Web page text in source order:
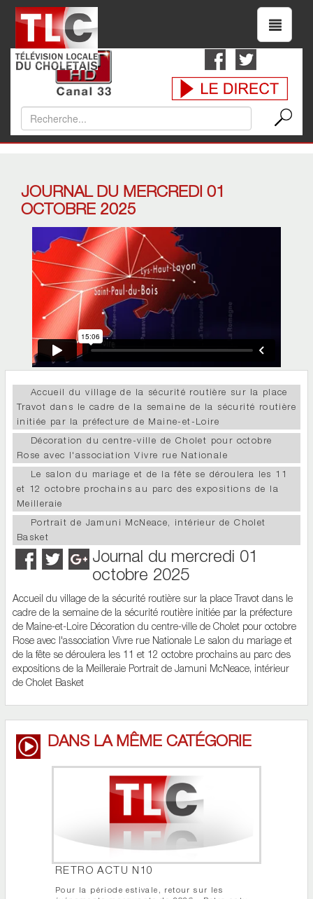
JOURNAL DU MERCREDI 01
OCTOBRE 2025
Accueil du village de la sécurité routière sur la place
Travot dans le cadre de la semaine de la sécurité routière
initiée par la préfecture de Maine-et-Loire
Décoration du centre-ville de Cholet pour octobre
Rose avec l'association Vivre rue Nationale
Le salon du mariage et de la fête se déroulera les 11
et 12 octobre prochains au parc des expositions de la
Meilleraie
Portrait de Jamuni McNeace, intérieur de Cholet
Basket
Journal du mercredi 01
octobre 2025
Accueil du village de la sécurité routière sur la place Travot dans le
cadre de la semaine de la sécurité routière initiée par la préfecture
de Maine-et-Loire Décoration du centre-ville de Cholet pour octobre
Rose avec l'association Vivre rue Nationale Le salon du mariage et
de la fête se déroulera les 11 et 12 octobre prochains au parc des
expositions de la Meilleraie Portrait de Jamuni McNeace, intérieur
de Cholet Basket
DANS LA MÊME CATÉGORIE
RETRO ACTU N10
Pour la période estivale, retour sur les